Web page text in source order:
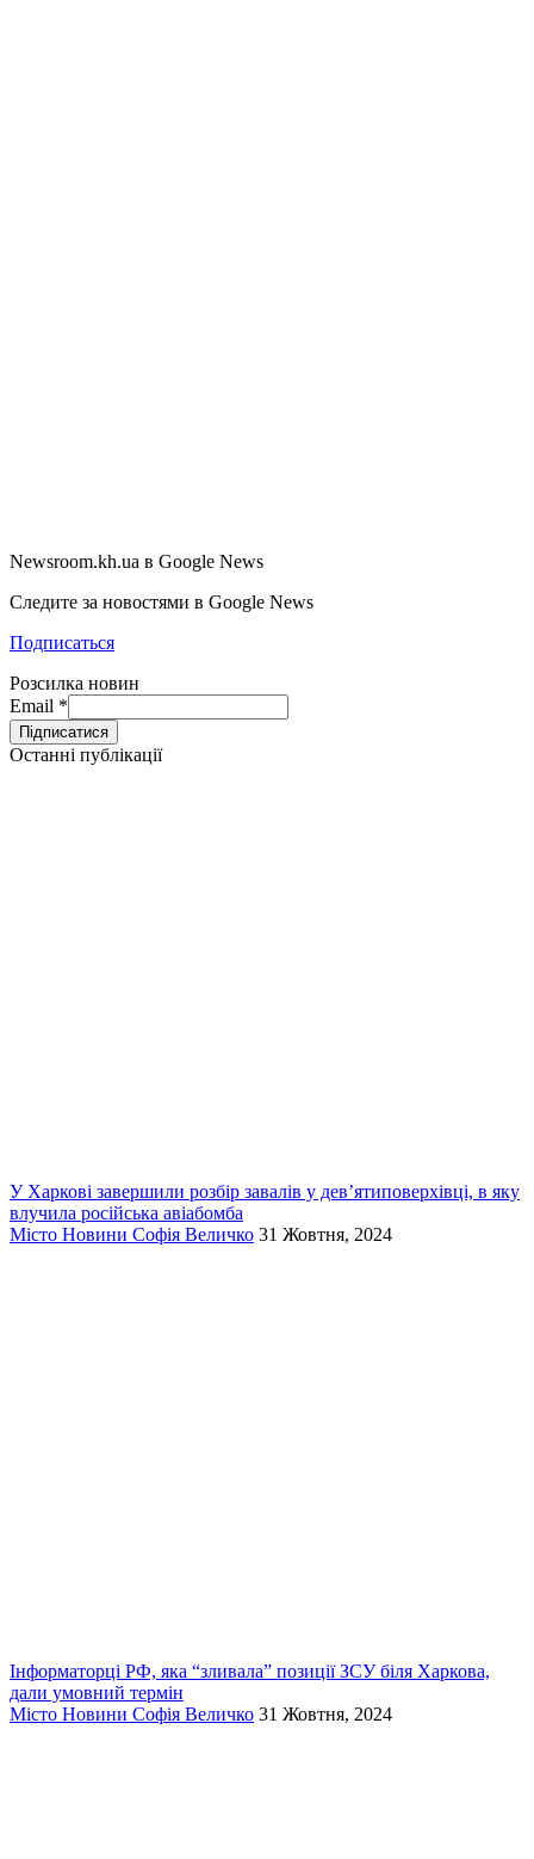
Newsroom.kh.ua в Google News
Следите за новостями в Google News
Подписаться
Розсилка новин
Email *
Останні публікації
У Харкові завершили розбір завалів у дев’ятиповерхівці, в яку
влучила російська авіабомба
Місто Новини Софія Величко 31 Жовтня, 2024
Інформаторці РФ, яка “зливала” позиції ЗСУ біля Харкова,
дали умовний термін
Місто Новини Софія Величко 31 Жовтня, 2024